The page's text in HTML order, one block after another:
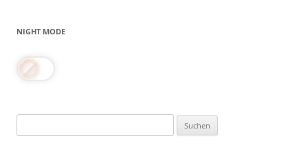
NIGHT MODE
nach: